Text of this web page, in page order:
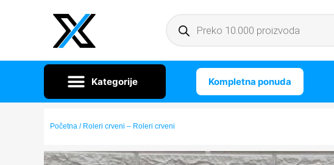
Kompletna ponuda
Početna / Roleri crveni – Roleri crveni